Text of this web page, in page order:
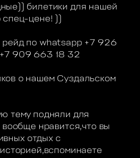
билетики для нашей
спец-цене! ))
рейд по whatsapp +7 926
909 663 18 32
о нашем Суздальском
тему подняли для
вообще нравится,что вы
отдых с